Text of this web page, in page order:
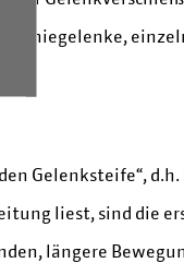
Gelenksteife“,
liest, sind die
längere